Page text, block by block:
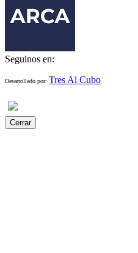
Seguinos en:
Desarrollado por: Tres Al Cubo
Cerrar